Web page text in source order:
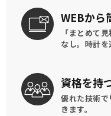
WEBから
「まとめて
なし。時計を
資格を持
優れた技術で
きます。